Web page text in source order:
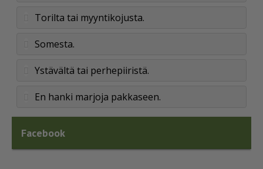
Torilta tai myyntikojusta.
Somesta.
Ystävältä tai perhepiiristä.
En hanki marjoja pakkaseen.
Facebook